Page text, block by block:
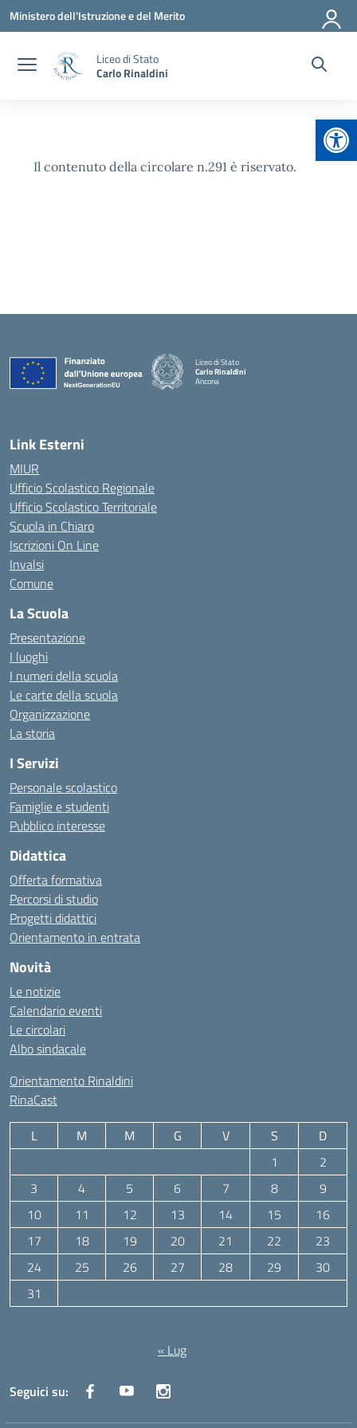
Vai ai contenuti
Vai al menu di navigazione
Vai al footer
Ministero dell'Istruzione e del Merito
Liceo di Stato
Carlo Rinaldini
Il contenuto della circolare n.291 è riservato.
Liceo di Stato
Carlo Rinaldini
Ancona
Link Esterni
MIUR
Ufficio Scolastico Regionale
Ufficio Scolastico Territoriale
Scuola in Chiaro
Iscrizioni On Line
Invalsi
Comune
La Scuola
Presentazione
I luoghi
I numeri della scuola
Le carte della scuola
Organizzazione
La storia
I Servizi
Personale scolastico
Famiglie e studenti
Pubblico interesse
Didattica
Offerta formativa
Percorsi di studio
Progetti didattici
Orientamento in entrata
Novità
Le notizie
Calendario eventi
Le circolari
Albo sindacale
Orientamento Rinaldini
RinaCast
L M M G V S
D
1
2
3
4 5 6 7 8
9
10
11 12 13 14 15
16
17
18 19 20 21 22
23
24
25 26 27 28 29
30
31
« Lug
Seguici su: